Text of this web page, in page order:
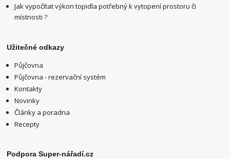
Jak vypočítat výkon topidla potřebný k vytopení prostoru či
místnosti ?
Užitečné odkazy
Půjčovna
Půjčovna - rezervační systém
Kontakty
Novinky
Články a poradna
Recepty
Podpora Super-nářadí.cz